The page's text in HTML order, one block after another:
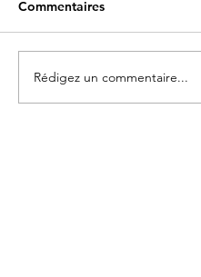
Commentaires
Rédigez un commentaire...